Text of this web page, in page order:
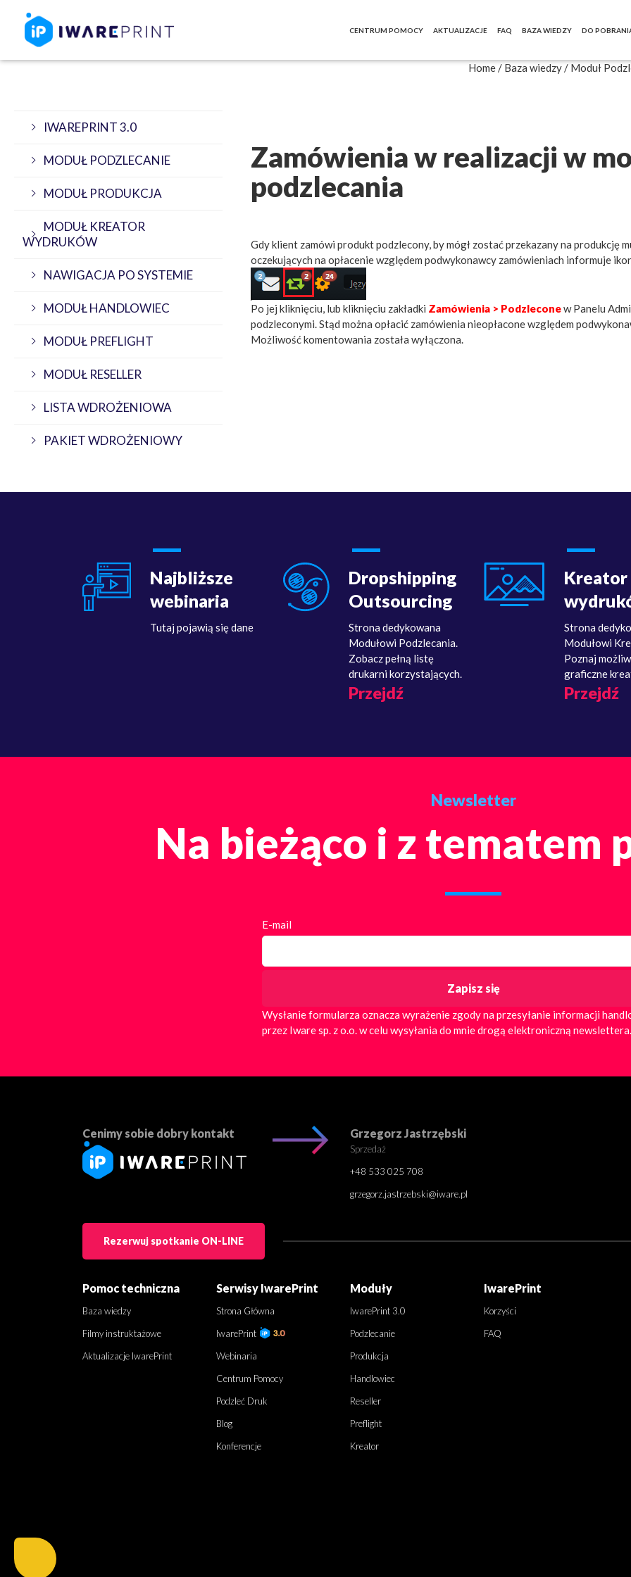
CENTRUM POMOCY AKTUALIZACJE FAQ BAZA WIEDZY DO
IWAREPRINT 3.0
MODUŁ PODZLECANIE
MODUŁ PRODUKCJA
MODUŁ KREATOR
WYDRUKÓW
NAWIGACJA PO SYSTEMIE
MODUŁ HANDLOWIEC
MODUŁ PREFLIGHT
MODUŁ RESELLER
LISTA WDROŻENIOWA
PAKIET WDROŻENIOWY
Home/ Baza wiedzy/ Moduł
Zamówienia w realizacji w
podzlecania
Gdy klient zamówi produkt podzlecony, by mógł zostać przekazany na produkcję
oczekujących na opłacenie względem podwykonawcy zamówieniach informuje
Po jej kliknięciu, lub kliknięciu zakładki Zamówienia > Podzleconew Panelu
podzleconymi. Stąd można opłacić zamówienia nieopłacone względem
Możliwość komentowania została wyłączona.
Najbliższe
webinaria
Tutaj pojawią się dane
Dropshipping
Outsourcing
Strona dedykowana
Modułowi Podzlecania.
Zobacz pełną listę
drukarni korzystających.
Przejdź
Kreator
Strona
Modułowi
Poznaj
graficzne
Przejdź
Newsletter
Na bieżąco i z tematem
E-mail
Wysłanie formularza oznacza wyrażenie zgody na przesyłanie informacji
przez Iware sp. z o.o. w celu wysyłania do mnie drogą elektroniczną newslettera.
Cenimy sobie dobry kontakt Grzegorz Jastrzębski
Sprzedaż
+48 533 025 708
grzegorz.jastrzebski@iware.pl
Rezerwuj spotkanie ON-LINE
Pomoc techniczna
Baza wiedzy
Filmy instruktażowe
Aktualizacje IwarePrint
Serwisy IwarePrint
Strona Główna
IwarePrint
Webinaria
Centrum Pomocy
Podzleć Druk
Blog
Konferencje
Moduły
IwarePrint 3.0
Podzlecanie
Produkcja
Handlowiec
Reseller
Preflight
Kreator
IwarePrint
Korzyści
FAQ